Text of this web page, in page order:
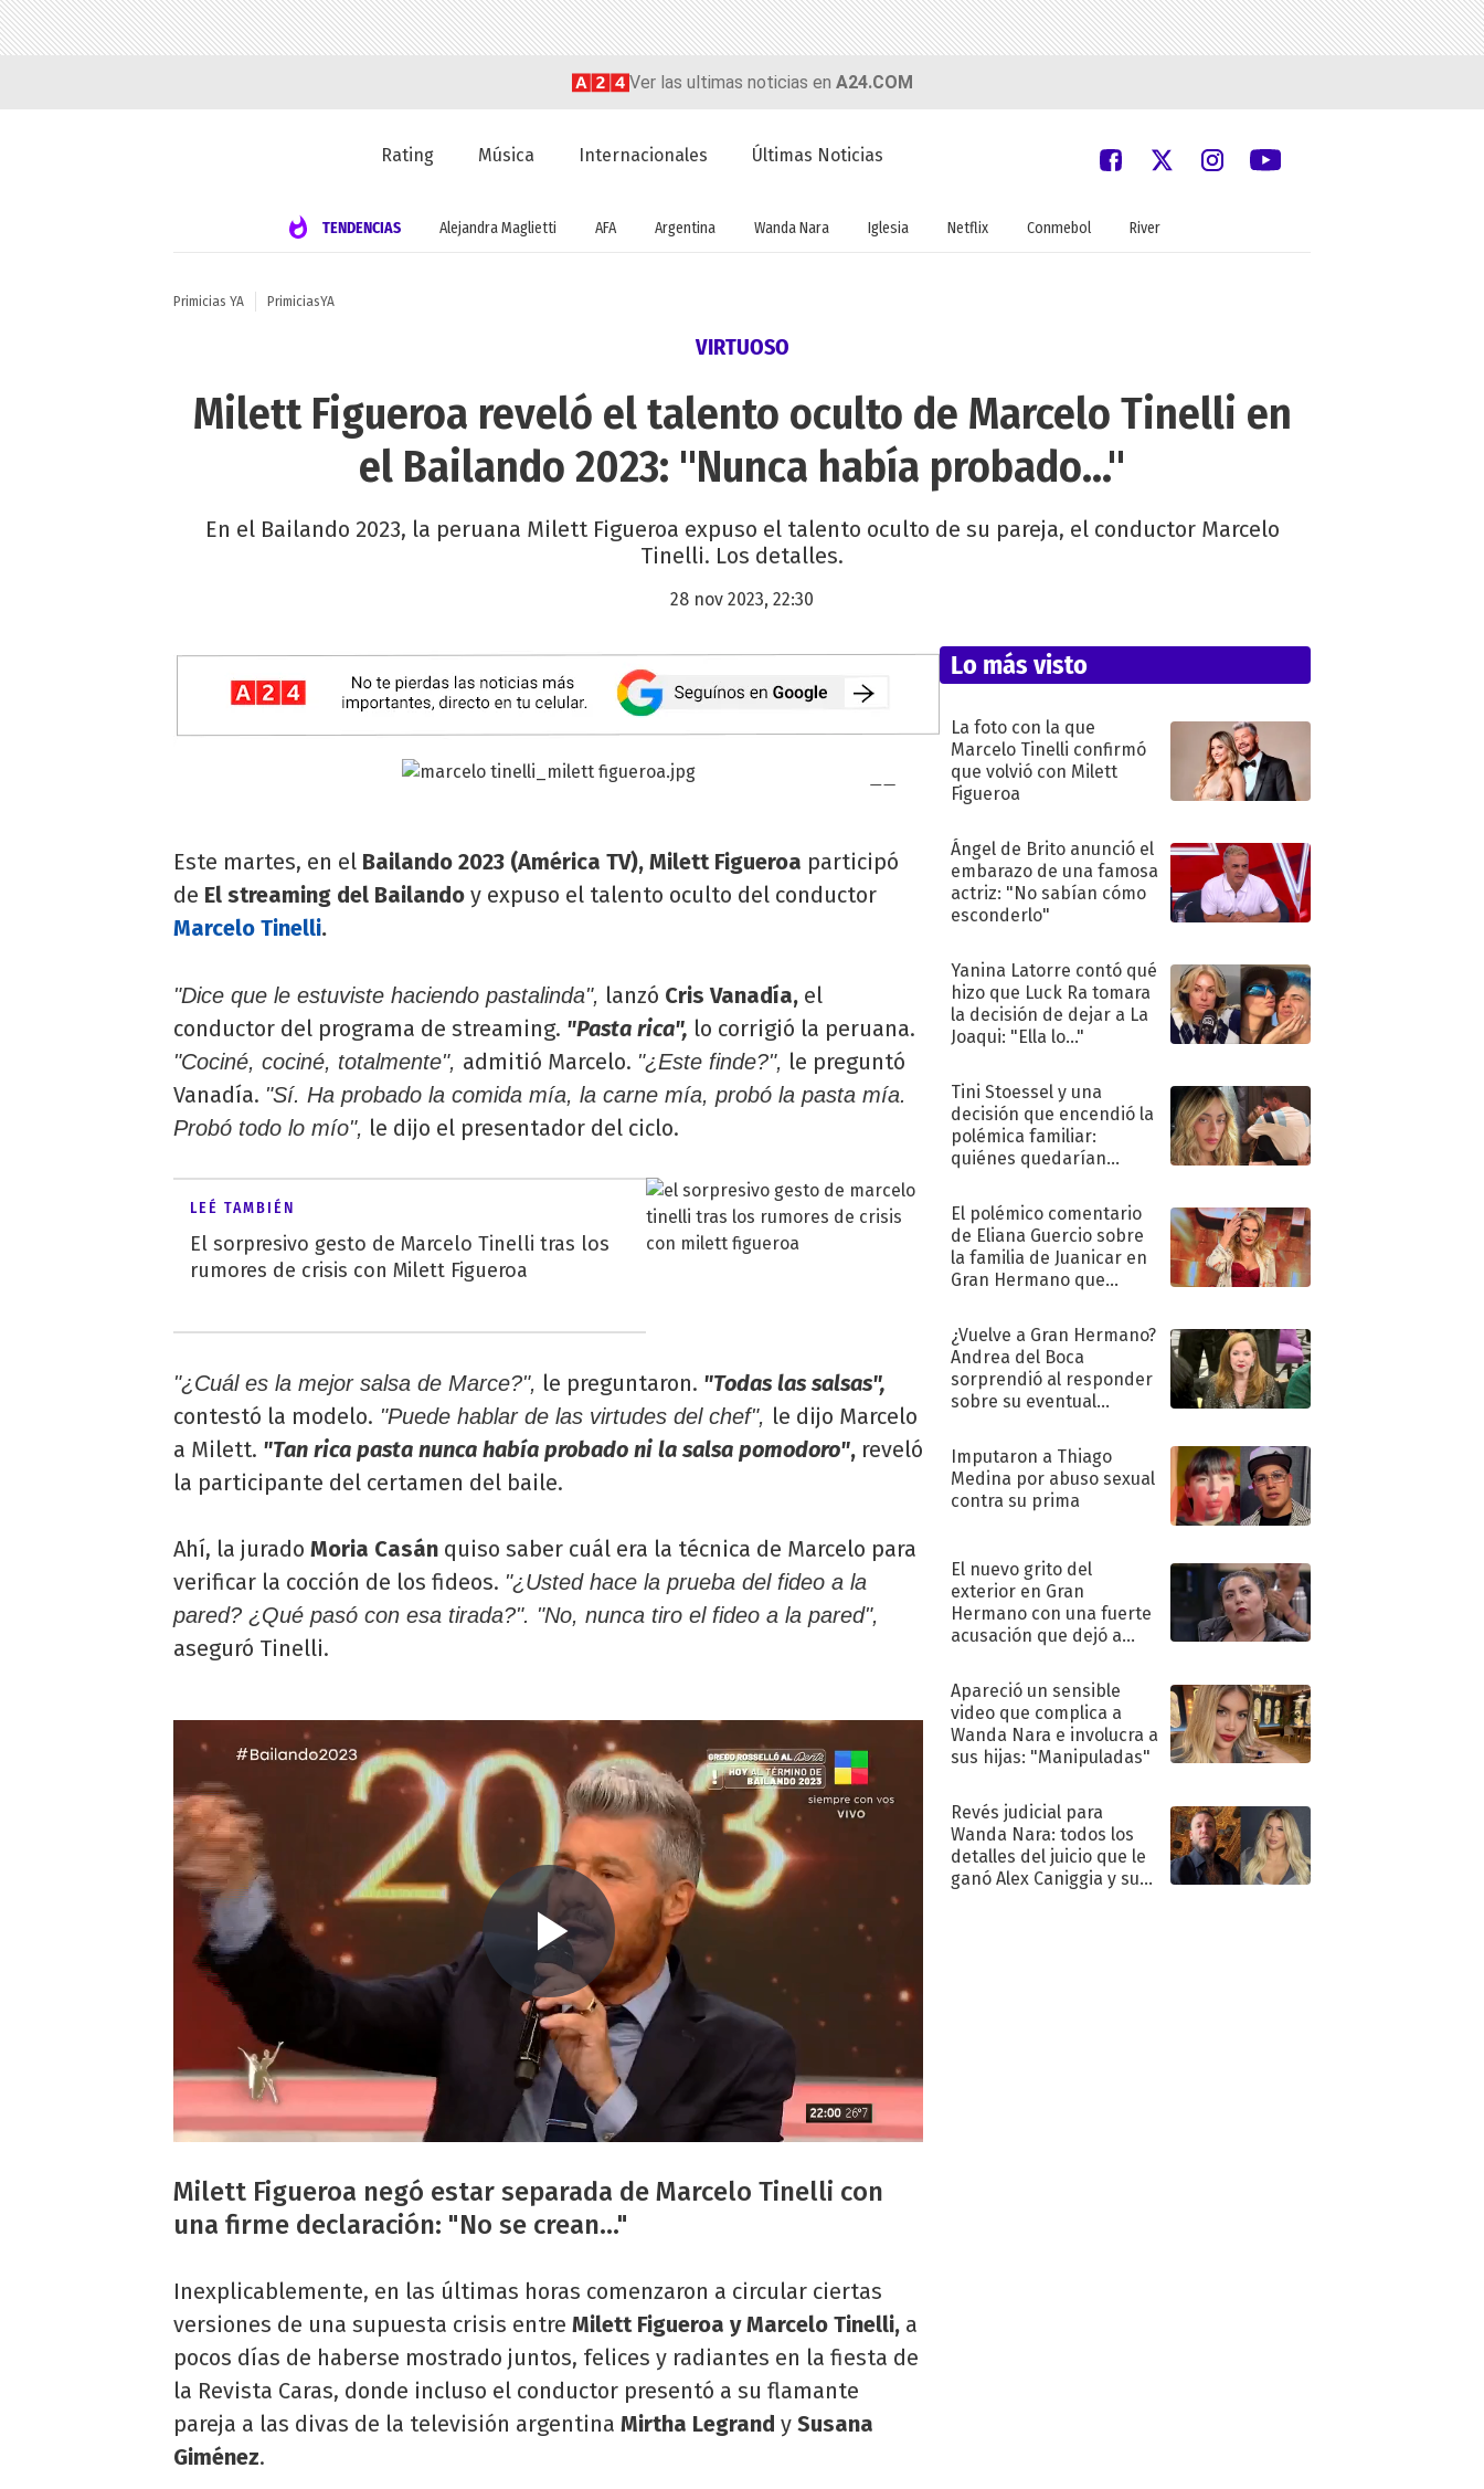
Ver las ultimas noticias en A24.COM
Rating Música Internacionales Últimas Noticias
TENDENCIAS Alejandra Maglietti AFA Argentina Wanda Nara Iglesia Netflix Conmebol River
Primicias YA PrimiciasYA
VIRTUOSO
Milett Figueroa reveló el talento oculto de Marcelo Tinelli en
el Bailando 2023: "Nunca había probado..."
En el Bailando 2023, la peruana Milett Figueroa expuso el talento oculto de su pareja, el conductor Marcelo
Tinelli. Los detalles.
28 nov 2023, 22:30
Este martes, en el Bailando 2023 (América TV), Milett Figueroa participó
de El streaming del Bailando y expuso el talento oculto del conductor
Marcelo Tinelli.
"Dice que le estuviste haciendo pastalinda", lanzó Cris Vanadía, el
conductor del programa de streaming. "Pasta rica", lo corrigió la peruana.
"Cociné, cociné, totalmente", admitió Marcelo. "¿Este finde?", le preguntó
Vanadía. "Sí. Ha probado la comida mía, la carne mía, probó la pasta mía.
Probó todo lo mío", le dijo el presentador del ciclo.
LEÉ TAMBIÉN
El sorpresivo gesto de Marcelo Tinelli tras los
rumores de crisis con Milett Figueroa
"¿Cuál es la mejor salsa de Marce?", le preguntaron. "Todas las salsas",
contestó la modelo. "Puede hablar de las virtudes del chef", le dijo Marcelo
a Milett. "Tan rica pasta nunca había probado ni la salsa pomodoro", reveló
la participante del certamen del baile.
Ahí, la jurado Moria Casán quiso saber cuál era la técnica de Marcelo para
verificar la cocción de los fideos. "¿Usted hace la prueba del fideo a la
pared? ¿Qué pasó con esa tirada?". "No, nunca tiro el fideo a la pared",
aseguró Tinelli.
Milett Figueroa negó estar separada de Marcelo Tinelli con
una firme declaración: "No se crean..."
Inexplicablemente, en las últimas horas comenzaron a circular ciertas
versiones de una supuesta crisis entre Milett Figueroa y Marcelo Tinelli, a
pocos días de haberse mostrado juntos, felices y radiantes en la fiesta de
la Revista Caras, donde incluso el conductor presentó a su flamante
pareja a las divas de la televisión argentina Mirtha Legrand y Susana
Giménez.
Lo más visto
La foto con la que
Marcelo Tinelli confirmó
que volvió con Milett
Figueroa
Ángel de Brito anunció el
embarazo de una famosa
actriz: "No sabían cómo
esconderlo"
Yanina Latorre contó qué
hizo que Luck Ra tomara
la decisión de dejar a La
Joaqui: "Ella lo..."
Tini Stoessel y una
decisión que encendió la
polémica familiar:
quiénes quedarían
El polémico comentario
de Eliana Guercio sobre
la familia de Juanicar en
Gran Hermano que
¿Vuelve a Gran Hermano?
Andrea del Boca
sorprendió al responder
sobre su eventual
Imputaron a Thiago
Medina por abuso sexual
contra su prima
El nuevo grito del
exterior en Gran
Hermano con una fuerte
acusación que dejó a
"Traidora"
Apareció un sensible
video que complica a
Wanda Nara e involucra a
sus hijas: "Manipuladas"
Revés judicial para
Wanda Nara: todos los
detalles del juicio que le
ganó Alex Caniggia y sus